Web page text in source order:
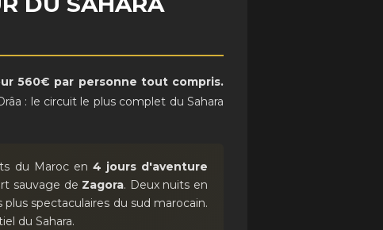
560€ par personne tout compris.
: le circuit le plus complet du Sahara
du Maroc en 4 jours d'aventure
sauvage de Zagora. Deux nuits en
spectaculaires du sud marocain.
du Sahara.